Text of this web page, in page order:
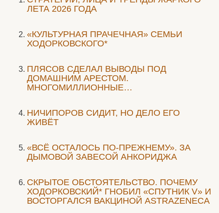
ЛЕТА 2026 ГОДА
«КУЛЬТУРНАЯ ПРАЧЕЧНАЯ» СЕМЬИ
ХОДОРКОВСКОГО*
ПЛЯСОВ СДЕЛАЛ ВЫВОДЫ ПОД
ДОМАШНИМ АРЕСТОМ.
МНОГОМИЛЛИОННЫЕ…
НИЧИПОРОВ СИДИТ, НО ДЕЛО ЕГО
ЖИВЁТ
«ВСЁ ОСТАЛОСЬ ПО-ПРЕЖНЕМУ». ЗА
ДЫМОВОЙ ЗАВЕСОЙ АНКОРИДЖА
СКРЫТОЕ ОБСТОЯТЕЛЬСТВО. ПОЧЕМУ
ХОДОРКОВСКИЙ* ГНОБИЛ «СПУТНИК V» И
ВОСТОРГАЛСЯ ВАКЦИНОЙ ASTRAZENECA